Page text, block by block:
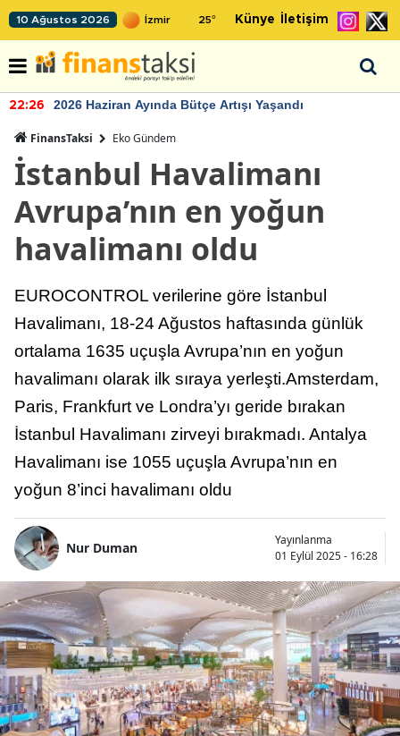
10 Ağustos 2026 25° Künye İletişim
22:26 2026 Haziran Ayında Bütçe Artışı Yaşandı
FinansTaksi Eko Gündem
İstanbul Havalimanı
Avrupa’nın en yoğun
havalimanı oldu
EUROCONTROL verilerine göre İstanbul
Havalimanı, 18-24 Ağustos haftasında günlük
ortalama 1635 uçuşla Avrupa’nın en yoğun
havalimanı olarak ilk sıraya yerleşti.Amsterdam,
Paris, Frankfurt ve Londra’yı geride bırakan
İstanbul Havalimanı zirveyi bırakmadı. Antalya
Havalimanı ise 1055 uçuşla Avrupa’nın en
yoğun 8’inci havalimanı oldu
Nur Duman
Yayınlanma
01 Eylül 2025 - 16:28